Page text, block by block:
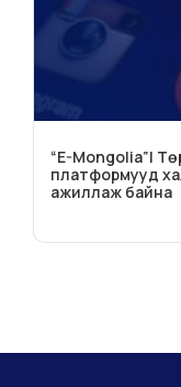
“E-Mongolia”|
платформууд
ажиллаж байна